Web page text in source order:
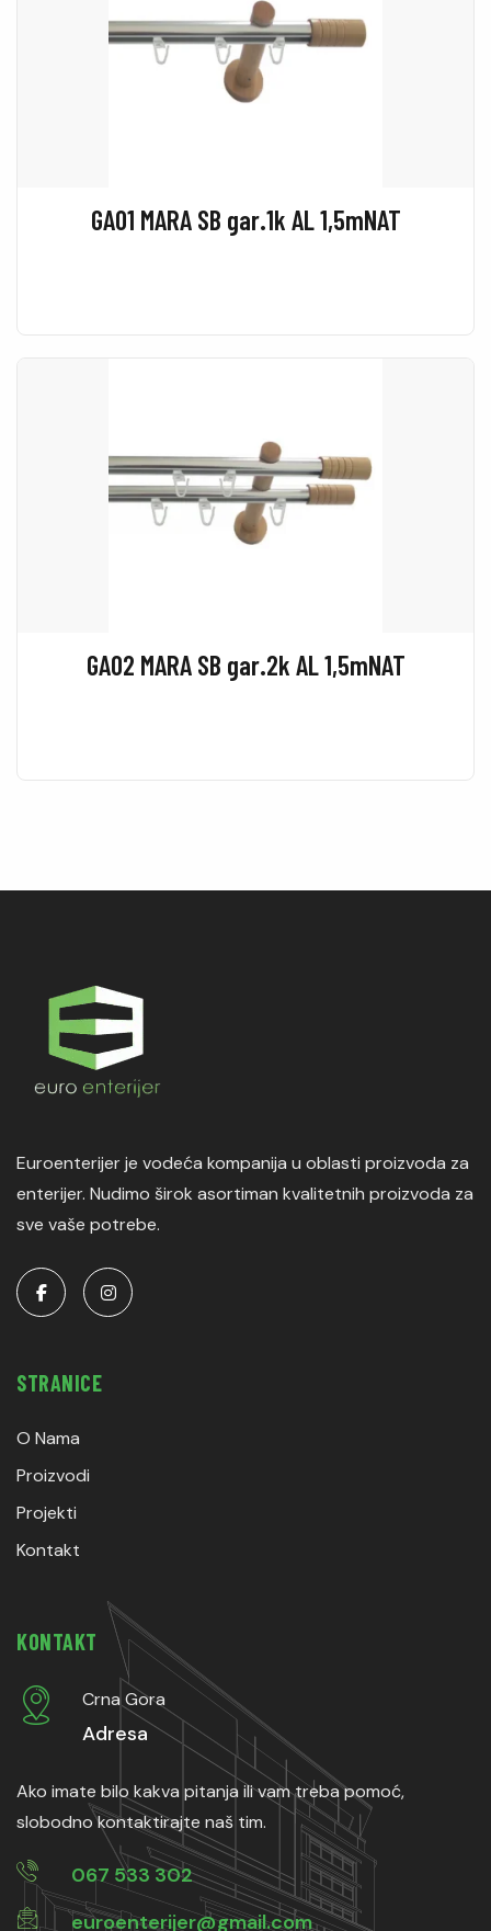
GA01 MARA SB gar.1k AL 1,5mNAT
GA02 MARA SB gar.2k AL 1,5mNAT
Euroenterijer je vodeća kompanija u oblasti proizvoda za
enterijer. Nudimo širok asortiman kvalitetnih proizvoda za
sve vaše potrebe.
STRANICE
O Nama
Proizvodi
Projekti
Kontakt
KONTAKT
Crna Gora
Adresa
Ako imate bilo kakva pitanja ili vam treba pomoć,
slobodno kontaktirajte naš tim.
067 533 302
euroenterijer@gmail.com